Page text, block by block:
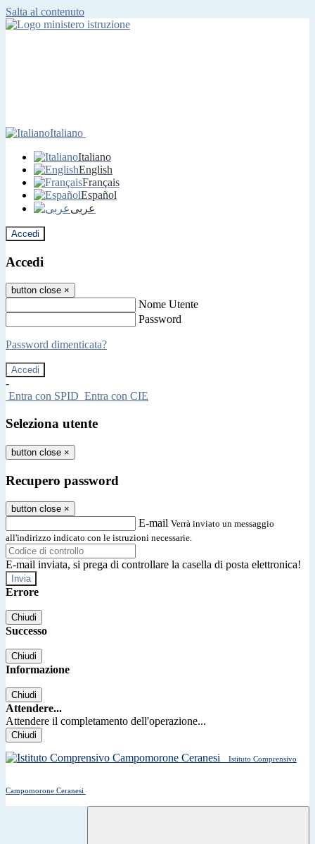
Salta al contenuto
Italiano
Italiano
English
Français
Español
عربى
Accedi
Accedi
button close ×
Nome Utente
Password
Password dimenticata?
-
Entra con SPID Entra con CIE
Seleziona utente
button close ×
Recupero password
button close ×
E-mail Verrà inviato un messaggio
all'indirizzo indicato con le istruzioni necessarie.
E-mail inviata, si prega di controllare la casella di posta elettronica!
Errore
Chiudi
Successo
Chiudi
Informazione
Chiudi
Attendere...
Attendere il completamento dell'operazione...
Chiudi
Istituto Comprensivo
Campomorone Ceranesi